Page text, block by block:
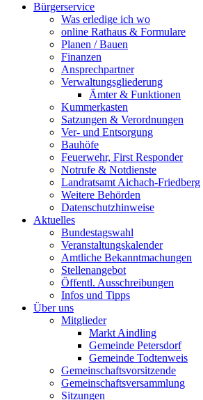
Bürgerservice
Was erledige ich wo
online Rathaus & Formulare
Planen / Bauen
Finanzen
Ansprechpartner
Verwaltungsgliederung
Ämter & Funktionen
Kummerkasten
Satzungen & Verordnungen
Ver- und Entsorgung
Bauhöfe
Feuerwehr, First Responder
Notrufe & Notdienste
Landratsamt Aichach-Friedberg
Weitere Behörden
Datenschutzhinweise
Aktuelles
Bundestagswahl
Veranstaltungskalender
Amtliche Bekanntmachungen
Stellenangebot
Öffentl. Ausschreibungen
Infos und Tipps
Über uns
Mitglieder
Markt Aindling
Gemeinde Petersdorf
Gemeinde Todtenweis
Gemeinschaftsvorsitzende
Gemeinschaftsversammlung
Sitzungen